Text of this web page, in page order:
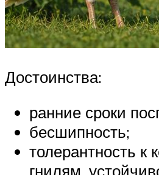
Достоинства:
ранние сроки
бесшипность;
толерантность к
гнилям,